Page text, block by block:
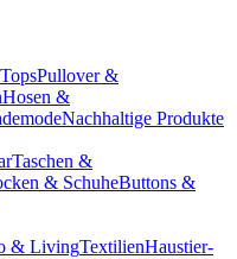
Pullover &
Hosen &
Nachhaltige Produkte
Taschen &
& SchuheButtons &
& LivingTextilienHaustier-